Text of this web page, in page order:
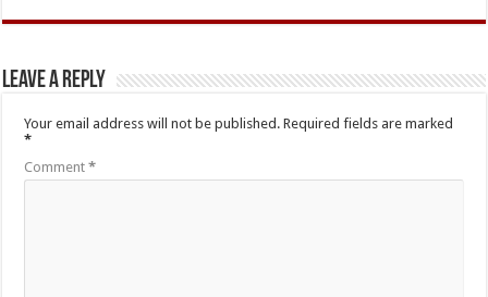
Leave a Reply
Your email address will not be published. Required fields are marked
*
Comment*